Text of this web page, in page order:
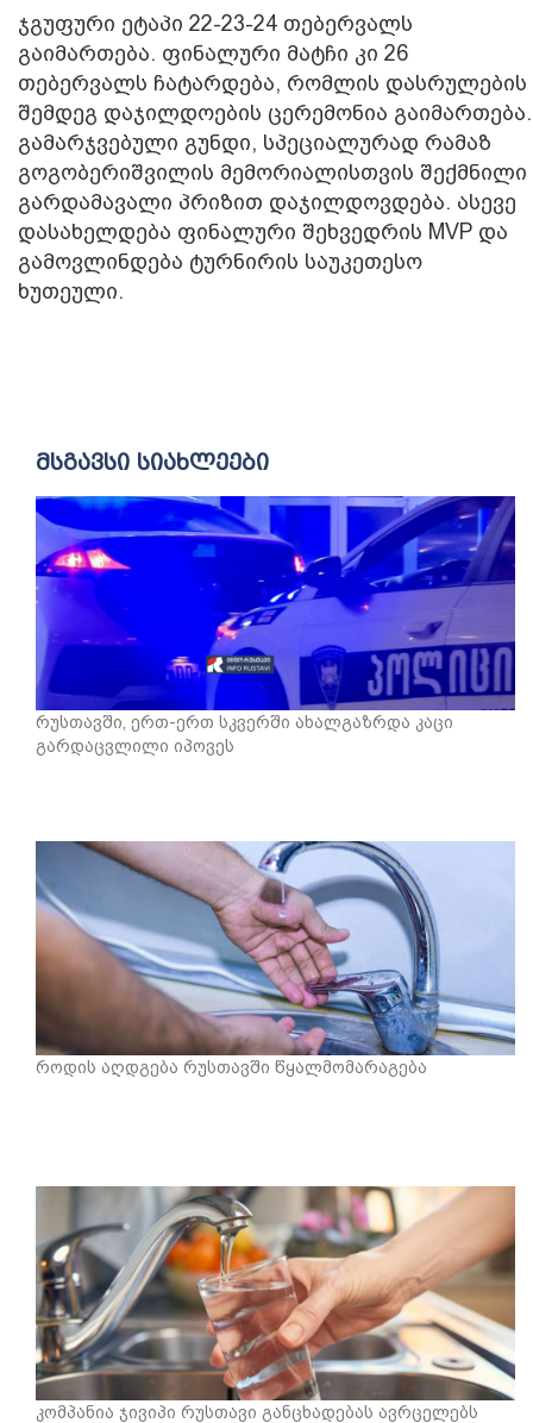
ჯგუფური ეტაპი 22-23-24 თებერვალს
გაიმართება. ფინალური მატჩი კი 26
თებერვალს ჩატარდება, რომლის დასრულების
შემდეგ დაჯილდოების ცერემონია გაიმართება.
გამარჯვებული გუნდი, სპეციალურად რამაზ
გოგობერიშვილის მემორიალისთვის შექმნილი
გარდამავალი პრიზით დაჯილდოვდება. ასევე
დასახელდება ფინალური შეხვედრის MVP და
გამოვლინდება ტურნირის საუკეთესო
ხუთეული.
მსგავსი სიახლეები
რუსთავში, ერთ-ერთ სკვერში ახალგაზრდა კაცი
გარდაცვლილი იპოვეს
როდის აღდგება რუსთავში წყალმომარაგება
კომპანია ჯივიპი რუსთავი განცხადებას ავრცელებს